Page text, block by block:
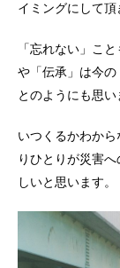
イミングにして頂
「忘れない」こ
や「伝承」は今
とのようにも思い
いつくるかわか
りひとりが災害
しいと思います。